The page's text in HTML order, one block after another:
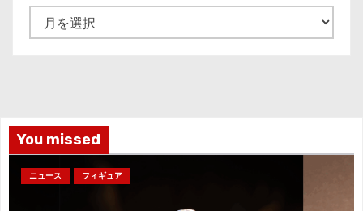
ー
You missed
ニュース フィギュア